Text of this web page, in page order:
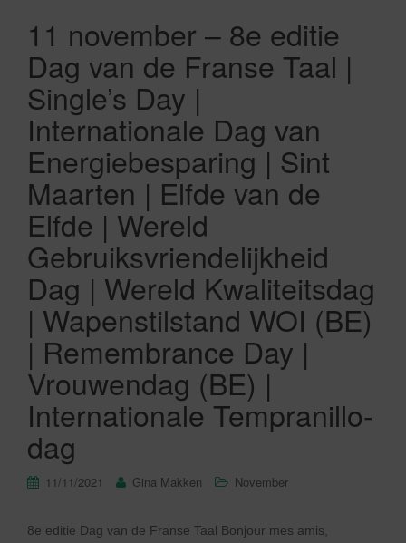
11 november – 8e editie
Dag van de Franse Taal |
Single’s Day |
Internationale Dag van
Energiebesparing | Sint
Maarten | Elfde van de
Elfde | Wereld
Gebruiksvriendelijkheid
Dag | Wereld Kwaliteitsdag
| Wapenstilstand WOI (BE)
| Remembrance Day |
Vrouwendag (BE) |
Internationale Tempranillo-
dag
11/11/2021 Gina Makken November
8e editie Dag van de Franse Taal Bonjour mes amis,